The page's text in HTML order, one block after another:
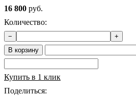
16 800 руб.
Количество:
−
+
В корзину
Купить в 1 клик
Поделиться: